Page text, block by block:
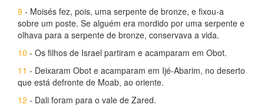
9 - Moisés fez, pois, uma serpente de bronze, e fixou-a
sobre um poste. Se alguém era mordido por uma serpente e
olhava para a serpente de bronze, conservava a vida.
10 - Os filhos de Israel partiram e acamparam em Obot.
11 - Deixaram Obot e acamparam em Ijé-Abarim, no deserto
que está defronte de Moab, ao oriente.
12 - Dali foram para o vale de Zared.